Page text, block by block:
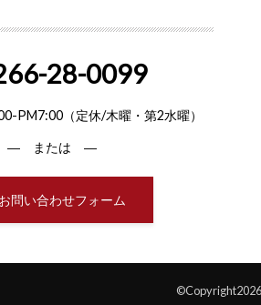
28-0099
PM7:00（定休/木曜・第2水曜）
― または ―
問い合わせフォーム